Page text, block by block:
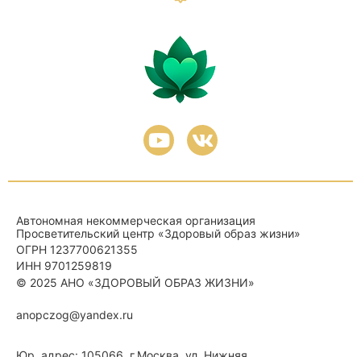
Автономная некоммерческая организация
Просветительский центр «Здоровый образ жизни»
ОГРН 1237700621355
ИНН 9701259819
© 2025 АНО «ЗДОРОВЫЙ ОБРАЗ ЖИЗНИ»
anopczog@yandex.ru